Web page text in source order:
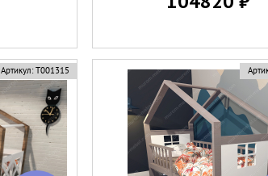
Артикул: Т001315